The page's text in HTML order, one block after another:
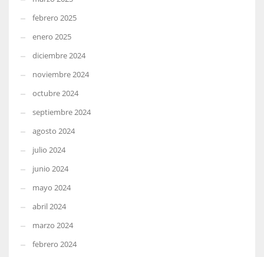
febrero 2025
enero 2025
diciembre 2024
noviembre 2024
octubre 2024
septiembre 2024
agosto 2024
julio 2024
junio 2024
mayo 2024
abril 2024
marzo 2024
febrero 2024